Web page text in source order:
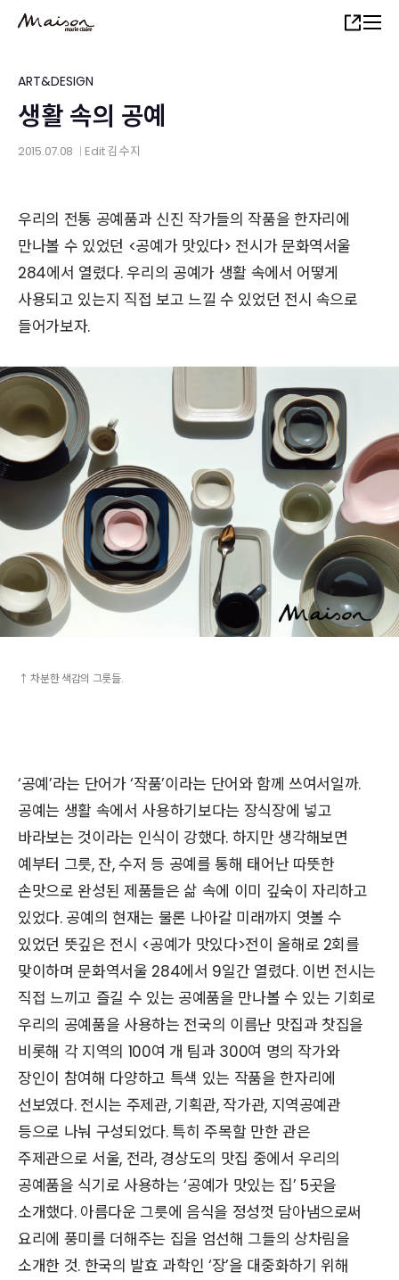
content
Share
ART&DESIGN
생활 속의 공예
2015.07.08 Edit김 수지
우리의 전통 공예품과 신진 작가들의 작품을 한자리에
만나볼 수 있었던 <공예가 맛있다> 전시가 문화역서울
284에서 열렸다. 우리의 공예가 생활 속에서 어떻게
사용되고 있는지 직접 보고 느낄 수 있었던 전시 속으로
들어가보자.
↑ 차분한 색감의 그릇들.
‘공예’라는 단어가 ‘작품’이라는 단어와 함께 쓰여서일까.
공예는 생활 속에서 사용하기보다는 장식장에 넣고
바라보는 것이라는 인식이 강했다. 하지만 생각해보면
예부터 그릇, 잔, 수저 등 공예를 통해 태어난 따뜻한
손맛으로 완성된 제품들은 삶 속에 이미 깊숙이 자리하고
있었다. 공예의 현재는 물론 나아갈 미래까지 엿볼 수
있었던 뜻깊은 전시 <공예가 맛있다>전이 올해로 2회를
맞이하며 문화역서울 284에서 9일간 열렸다. 이번 전시는
직접 느끼고 즐길 수 있는 공예품을 만나볼 수 있는 기회로
우리의 공예품을 사용하는 전국의 이름난 맛집과 찻집을
비롯해 각 지역의 100여 개 팀과 300여 명의 작가와
장인이 참여해 다양하고 특색 있는 작품을 한자리에
선보였다. 전시는 주제관, 기획관, 작가관, 지역공예관
등으로 나눠 구성되었다. 특히 주목할 만한 관은
주제관으로 서울, 전라, 경상도의 맛집 중에서 우리의
공예품을 식기로 사용하는 ‘공예가 맛있는 집’ 5곳을
소개했다. 아름다운 그릇에 음식을 정성껏 담아냄으로써
요리에 풍미를 더해주는 집을 엄선해 그들의 상차림을
소개한 것. 한국의 발효 과학인 ‘장’을 대중화하기 위해